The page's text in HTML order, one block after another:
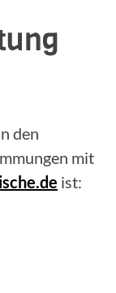
den
mit
ist: